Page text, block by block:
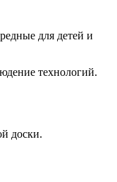
для детей и
технологий.
доски.